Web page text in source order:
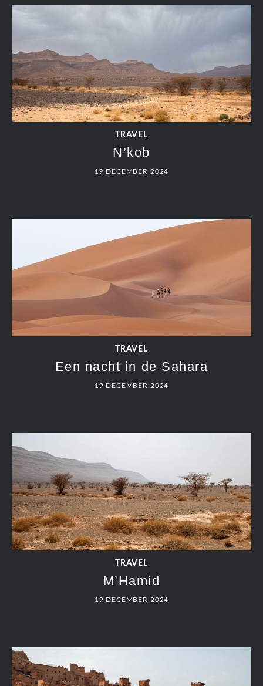
TRAVEL
N’kob
19 DECEMBER 2024
TRAVEL
Een nacht in de Sahara
19 DECEMBER 2024
TRAVEL
M’Hamid
19 DECEMBER 2024